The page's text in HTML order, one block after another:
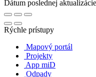
Dátum poslednej
Rýchle prístupy
Mapový portál
Projekty
App miD
Odpady